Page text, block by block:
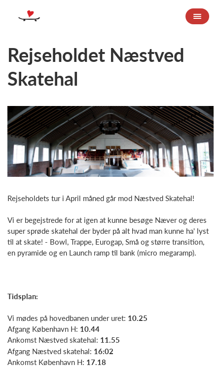
Rejseholdet Næstved
Skatehal
Rejseholdets tur i April måned går mod Næstved Skatehal!
Vi er begejstrede for at igen at kunne besøge Næver og deres
super sprøde skatehal der byder på alt hvad man kunne ha' lyst
til at skate! - Bowl, Trappe, Eurogap, Små og større transition,
en pyramide og en Launch ramp til bank (micro megaramp).
Tidsplan:
Vi mødes på hovedbanen under uret: 10.25
Afgang København H: 10.44
Ankomst Næstved skatehal: 11.55
Afgang Næstved skatehal: 16:02
Ankomst København H: 17.18